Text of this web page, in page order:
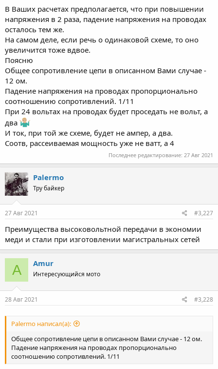
повысим напряжение в 2 раз и рассчитываем тоже самое для
24V, ток 1A , сопротивление проводов (провода теже самые) 1
ом.
моща источника 24v*1A=24W
потери в проводах: падение напряжения 1ом*1А=1V, моща
1А*1V=1W (!!! НЕ ИЗМЕНИЛИСЬ)
дошло до потребителя: (24-1)v*1A=23W
КПД линнн: 23/24=.9583(3) тоесть 95.83(3)%
при дальнейшем повышении напряжениия - всё ещё лучше
коротко - потери зависят только от ТОКА и сопротивлениия
приводов. падение напрядения I*R, мощьность в проводах
I*I*R. напряжения линии в формулах нет
проведите мои рассчеты для источника скажем в 2 вольта
В Ваших расчетах предполагается, что при повышении
напряжения в 2 раза, падение напряжения на проводах
осталось тем же.
На самом деле, если речь о одинаковой схеме, то оно
увеличится тоже вдвое.
Поясню
Общее сопротивление цепи в описанном Вами случае -
12 ом.
Падение напряжения на проводах пропорционально
соотношению сопротивлений. 1/11
При 24 вольтах на проводах будет проседать не вольт, а
два
И ток, при той же схеме, будет не ампер, а два.
Соотв, рассеиваемая мощность уже не ватт, а 4
Последнее редактирование: 27 Авг 2021
Palermo
Тру байкер
27 Авг 2021 #3,227
Преимущества высоковольтной передачи в экономии
меди и стали при изготовлении магистральных сетей
A Amur
Интересующийся мото
28 Авг 2021 #3,228
Palermo написал(а):
Общее сопротивление цепи в описанном Вами случае - 12 ом.
Падение напряжения на проводах пропорционально
соотношению сопротивлений. 1/11